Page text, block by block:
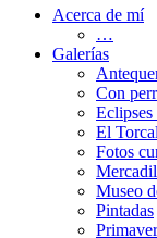
Acerca de mí
…
Galerías
Con
Eclipses
El
Fotos
Museo
Pintadas